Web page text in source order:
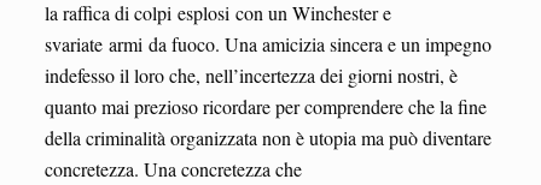
la raffica di colpi esplosi con un Winchester e
svariate armi da fuoco. Una amicizia sincera e un impegno
indefesso il loro che, nell’incertezza dei giorni nostri, è
quanto mai prezioso ricordare per comprendere che la fine
della criminalità organizzata non è utopia ma può diventare
concretezza. Una concretezza che